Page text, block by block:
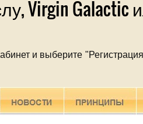
Virgin
и выберите